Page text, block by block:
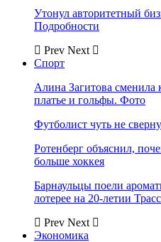
Утонул авторитетный
Подробности
Prev Next
Спорт
Алина Загитова сменила
платье и гольфы. Фото
Футболист чуть не
Ротенберг объяснил,
больше хоккея
Барнаульцы поели
лотерее на 20-летии
Prev Next
Экономика